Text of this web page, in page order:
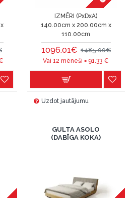
IZMĒRI (PxDxA)
140.00cm x 200.00cm x
110.00cm
1096.01€ 1485.00€
Vai 12 mēneši = 91.33 €
Uzdot jautājumu
GULTA ASOLO
(DABĪGA KOKA)